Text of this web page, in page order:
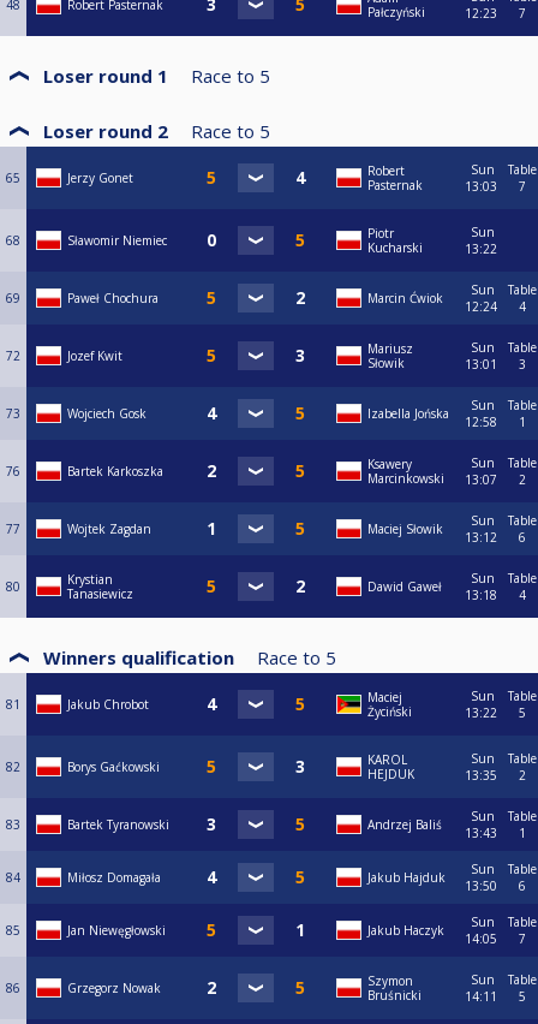
48 Robert Pasternak
Pałczyński
12:23
7
Loser round 1 Race to 5
Loser round 2 Race to 5
65 Jerzy Gonet
Robert
Pasternak
Sun
13:03
Table
7
68 Sławomir Niemiec
Piotr
Kucharski
Sun
13:22
69 Paweł Chochura Marcin Ćwiok
Sun
12:24
Table
4
72 Jozef Kwit
Mariusz
Słowik
Sun
13:01
Table
3
73 Wojciech Gosk Izabella Jońska
Sun
12:58
Table
1
76 Bartek Karkoszka
Ksawery
Marcinkowski
Sun
13:07
Table
2
77 Wojtek Zagdan Maciej Słowik
Sun
13:12
Table
6
80
Krystian
Tanasiewicz
Dawid Gaweł
Sun
13:18
Table
4
Winners qualification Race to 5
81 Jakub Chrobot
Maciej
Życiński
Sun
13:22
Table
5
82 Borys Gaćkowski
KAROL
HEJDUK
Sun
13:35
Table
2
83 Bartek Tyranowski Andrzej Baliś
Sun
13:43
Table
1
84 Miłosz Domagała Jakub Hajduk
Sun
13:50
Table
6
85 Jan Niewęgłowski Jakub Haczyk
Sun
14:05
Table
7
86 Grzegorz Nowak
Szymon
Bruśnicki
Sun
14:11
Table
5